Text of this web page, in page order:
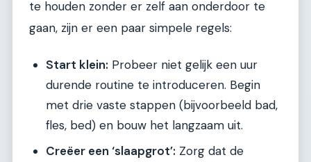
te houden zonder er zelf aan onderdoor te
gaan, zijn er een paar simpele regels:
Start klein: Probeer niet gelijk een uur
durende routine te introduceren. Begin
met drie vaste stappen (bijvoorbeeld bad,
fles, bed) en bouw het langzaam uit.
Creëer een ‘slaapgrot’: Zorg dat de